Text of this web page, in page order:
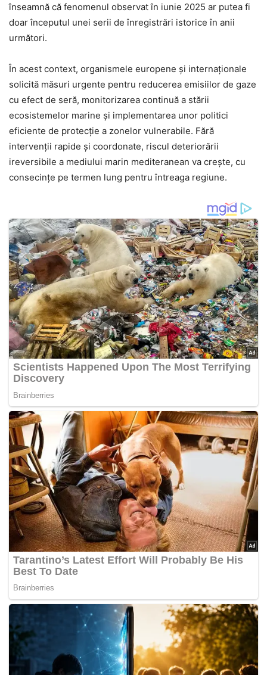
înseamnă că fenomenul observat în iunie 2025 ar putea fi
doar începutul unei serii de înregistrări istorice în anii
următori.
În acest context, organismele europene și internaționale
solicită măsuri urgente pentru reducerea emisiilor de gaze
cu efect de seră, monitorizarea continuă a stării
ecosistemelor marine și implementarea unor politici
eficiente de protecție a zonelor vulnerabile. Fără
intervenții rapide și coordonate, riscul deteriorării
ireversibile a mediului marin mediteranean va crește, cu
consecințe pe termen lung pentru întreaga regiune.